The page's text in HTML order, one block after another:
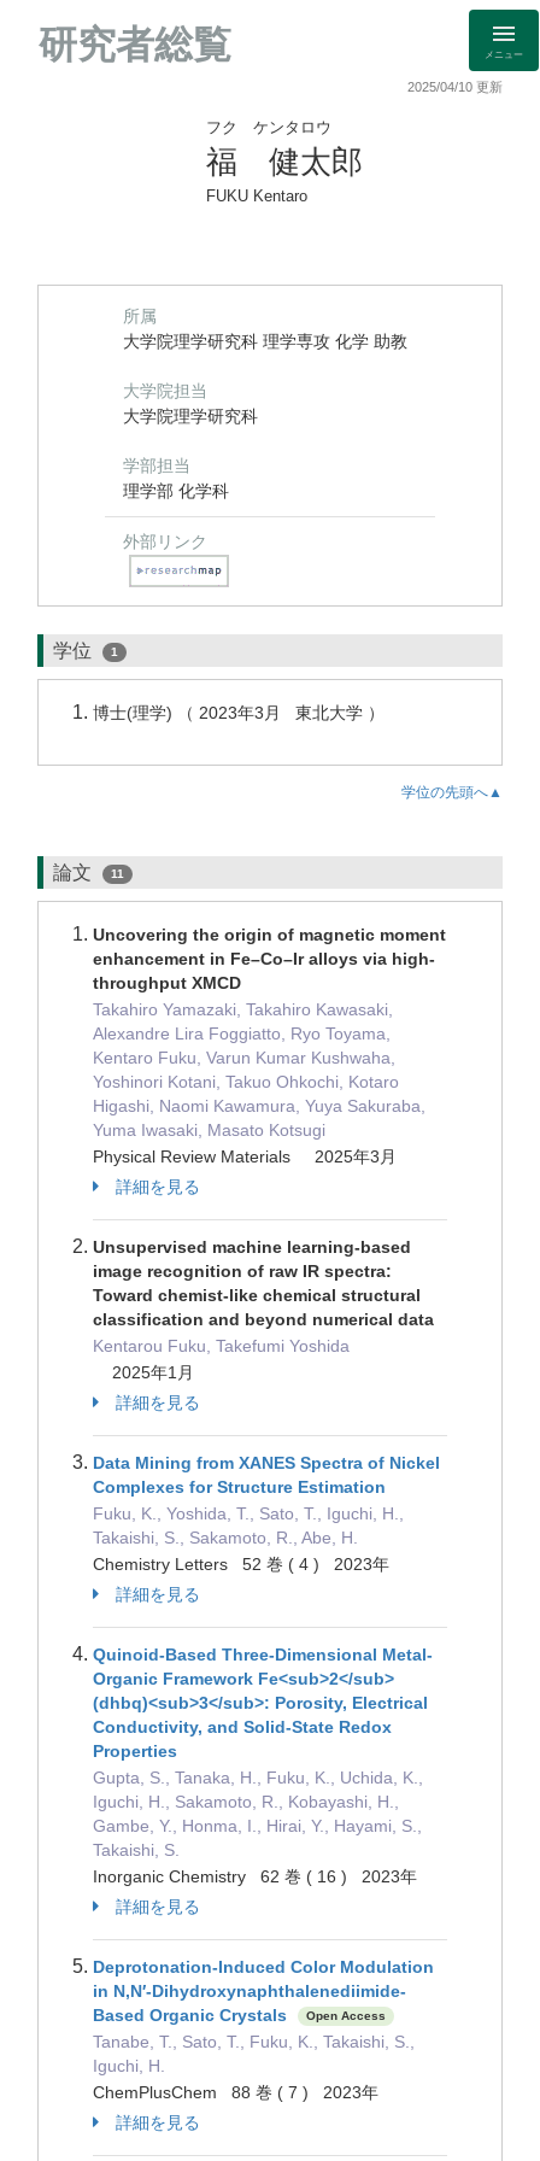
研究者総覧 メニュー
2025/04/10 更新
フク ケンタロウ
福 健太郎
FUKU Kentaro
所属
大学院理学研究科 理学専攻 化学 助教
大学院担当
大学院理学研究科
学部担当
理学部 化学科
外部リンク
学位 1
博士(理学) （ 2023年3月 東北大学 ）
学位の先頭へ▲
論文 11
Uncovering the origin of magnetic moment
enhancement in Fe–Co–Ir alloys via high-
throughput XMCD
Takahiro Yamazaki, Takahiro Kawasaki,
Alexandre Lira Foggiatto, Ryo Toyama,
Kentaro Fuku, Varun Kumar Kushwaha,
Yoshinori Kotani, Takuo Ohkochi, Kotaro
Higashi, Naomi Kawamura, Yuya Sakuraba,
Yuma Iwasaki, Masato Kotsugi
Physical Review Materials 2025年3月
詳細を見る
Unsupervised machine learning-based
image recognition of raw IR spectra:
Toward chemist-like chemical structural
classification and beyond numerical data
Kentarou Fuku, Takefumi Yoshida
2025年1月
詳細を見る
Data Mining from XANES Spectra of Nickel
Complexes for Structure Estimation
Fuku, K., Yoshida, T., Sato, T., Iguchi, H.,
Takaishi, S., Sakamoto, R., Abe, H.
Chemistry Letters 52 巻 ( 4 ) 2023年
詳細を見る
Quinoid-Based Three-Dimensional Metal-
Organic Framework Fe<sub>2</sub>
(dhbq)<sub>3</sub>: Porosity, Electrical
Conductivity, and Solid-State Redox
Properties
Gupta, S., Tanaka, H., Fuku, K., Uchida, K.,
Iguchi, H., Sakamoto, R., Kobayashi, H.,
Gambe, Y., Honma, I., Hirai, Y., Hayami, S.,
Takaishi, S.
Inorganic Chemistry 62 巻 ( 16 ) 2023年
詳細を見る
Deprotonation-Induced Color Modulation
in N,N′-Dihydroxynaphthalenediimide-
Based Organic Crystals
Open Access
Tanabe, T., Sato, T., Fuku, K., Takaishi, S.,
Iguchi, H.
ChemPlusChem 88 巻 ( 7 ) 2023年
詳細を見る